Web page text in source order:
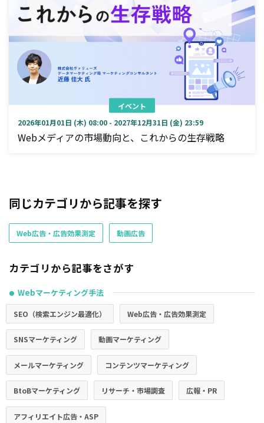
イベント
2026年01月01日 (木) 08:00 - 2027年12月31日 (金) 23:59
Webメディアの市場動向と、これからの生存戦略
同じカテゴリから記事を探す
Web広告・広告効果測定 動画広告
カテゴリから記事をさがす
● Webマーケティング手法
SEO（検索エンジン最適化） Web広告・広告効果測定
SNSマーケティング 動画マーケティング
メールマーケティング コンテンツマーケティング
BtoBマーケティング リサーチ・市場調査 広報・PR
アフィリエイト広告・ASP